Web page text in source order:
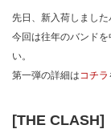
先日、新入荷しました
今回は往年のバンド
い。
第一弾の詳細はコチラ
[THE CLASH]